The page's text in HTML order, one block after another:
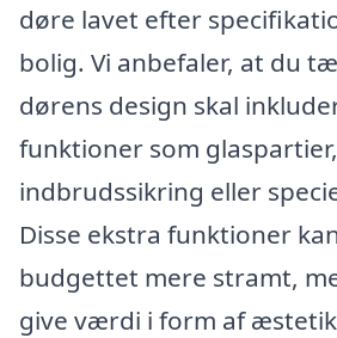
døre lavet efter
bolig. Vi anbefaler, at du
dørens design skal
funktioner som glaspartier,
indbrudssikring eller
Disse ekstra funktioner
budgettet mere stramt,
give værdi i form af